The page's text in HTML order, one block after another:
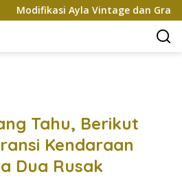
Ayla Vintage dan Gran Max
Tahu, Berikut
Kendaraan
Dua Rusak